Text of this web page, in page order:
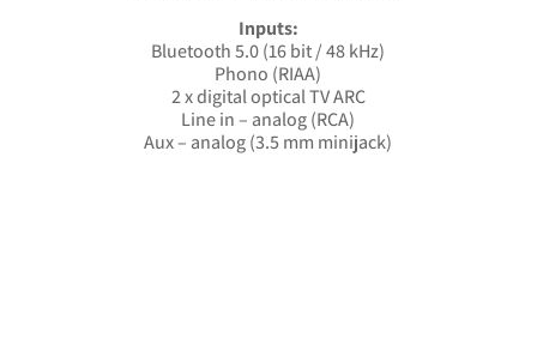
Inputs:
Bluetooth 5.0 (16 bit / 48 kHz)
Phono (RIAA)
2 x digital optical TV ARC
Line in – analog (RCA)
Aux – analog (3.5 mm minijack)